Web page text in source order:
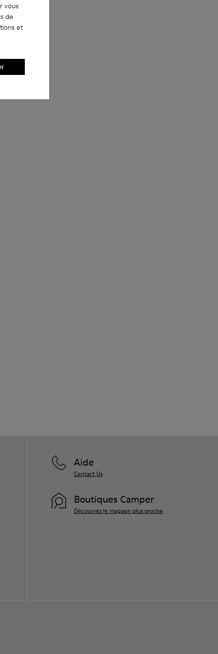
vous
de
et
Aide
Contact Us
Boutiques Camper
Découvrez le magasin plus proche